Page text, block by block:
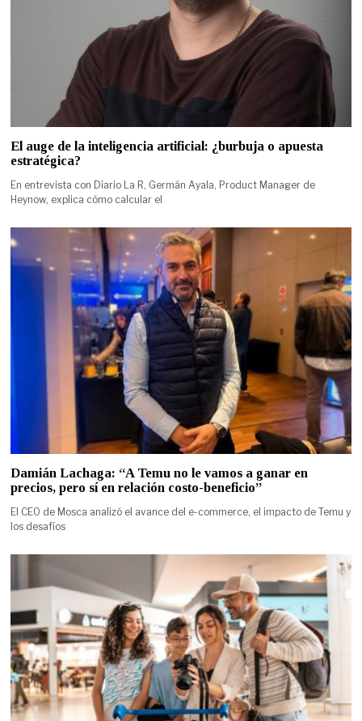
El auge de la inteligencia artificial: ¿burbuja o apuesta
estratégica?
En entrevista con Diario La R, Germán Ayala, Product Manager de
Heynow, explica cómo calcular el
Damián Lachaga: “A Temu no le vamos a ganar en
precios, pero sí en relación costo-beneficio”
El CEO de Mosca analizó el avance del e-commerce, el impacto de Temu y
los desafíos